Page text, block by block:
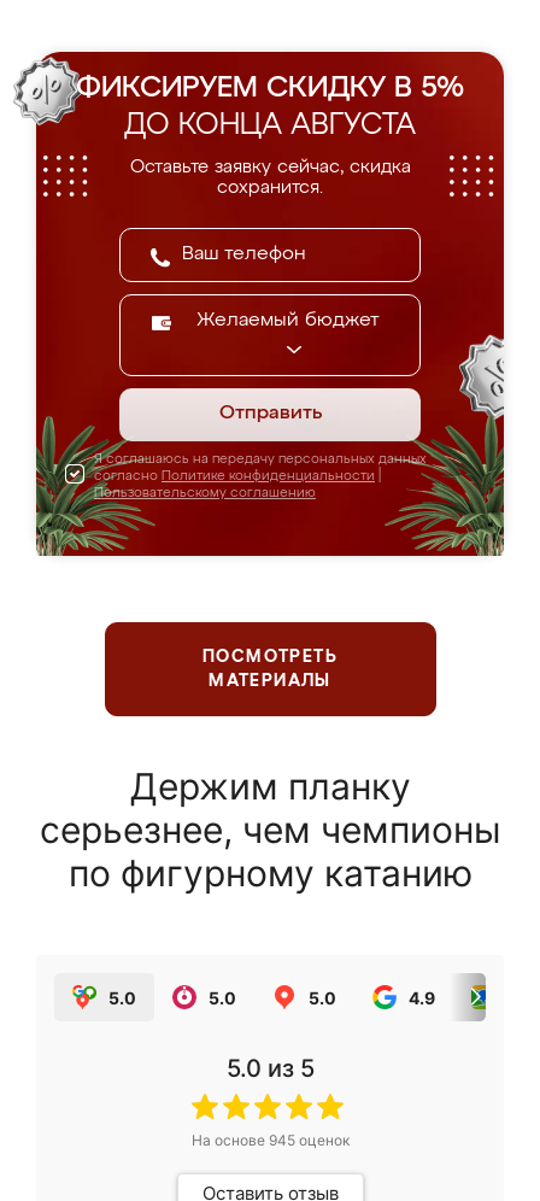
ФИКСИРУЕМ СКИДКУ В 5%
ДО КОНЦА АВГУСТА
Оставьте заявку сейчас, скидка
сохранится.
Желаемый бюджет
Отправить
Я соглашаюсь на передачу персональных данных
согласно Политике конфиденциальности
Пользовательскому соглашению
ПОСМОТРЕТЬ
МАТЕРИАЛЫ
Держим планку
серьезнее, чем чемпионы
по фигурному катанию
5.0 5.0 5.0 4.9
5.0 из 5
На основе 945оценок
Оставить отзыв